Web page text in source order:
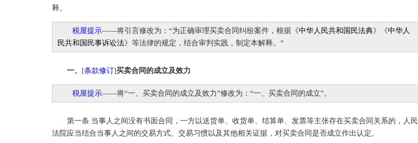
释。
税屋提示——将引言修改为：“为正确审理买卖合同纠纷案件，根据《中华人民共和国民法典》《中华人
民共和国民事诉讼法》等法律的规定，结合审判实践，制定本解释。”
一、 [条款修订]买卖合同的成立及效力
税屋提示——将“一、买卖合同的成立及效力”修改为：“一、买卖合同的成立”。
第一条 当事人之间没有书面合同，一方以送货单、收货单、结算单、发票等主张存在买卖合同关系的，人民
法院应当结合当事人之间的交易方式、交易习惯以及其他相关证据，对买卖合同是否成立作出认定。